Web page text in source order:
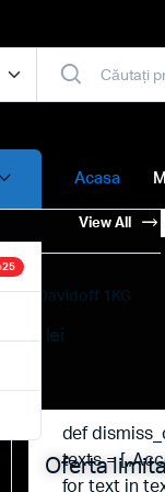
Acasa
View All
Davidoff 1KG
lei
def
texts =
for text in
Oferta